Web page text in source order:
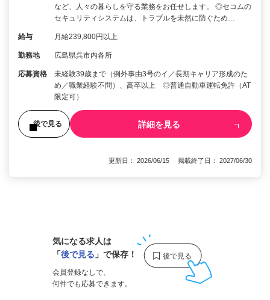
など、人々の暮らしを守る業務をお任せします。 ◎セコムの
セキュリティシステムは、トラブルを未然に防ぐため…
給与 月給239,800円以上
勤務地 広島県呉市内各所
応募資格
未経験39歳まで（例外事由3号のイ／長期キャリア形成のた
め／職業経験不問）、高卒以上 ◎普通自動車運転免許（AT
限定可）
後で見る 詳細を見る
更新日： 2026/06/15 掲載終了日： 2027/06/30
気になる求人は
「後で見る 」で保存！
会員登録なしで、
何件でも応募できます。